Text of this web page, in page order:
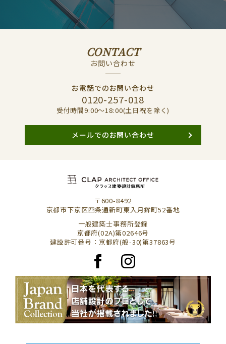
CONTACT
お問い合わせ
お電話でのお問い合わせ
0120-257-018
受付時間9:00〜18:00(土日祝を除く)
メールでのお問い合わせ
〒600-8492
京都市下京区四条通新町東入月鉾町52番地
一般建築士事務所登録
京都府(02A)第02646号
建設許可番号：京都府(般-30)第37863号